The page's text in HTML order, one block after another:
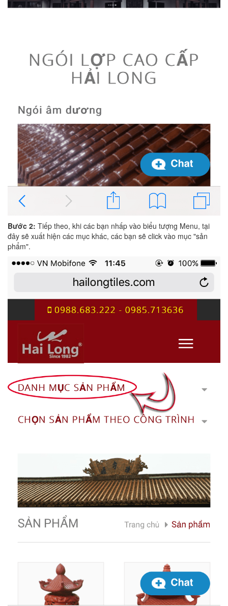
Bước 2: Tiếp theo, khi các bạn nhấp vào biểu tượng Menu, tại
đây sẽ xuất hiện các mục khác, các bạn sẽ click vào mục "sản
phẩm".